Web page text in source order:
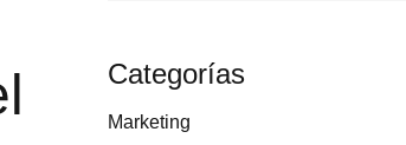
Categorías
Marketing